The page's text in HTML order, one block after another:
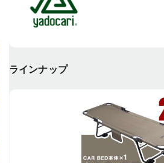
ラインナップ